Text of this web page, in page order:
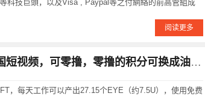
科技巨頭，以及Visa , Paypal等之付網絡的前高管組成
阅读更多
，可零撸，零撸的积分可换成油，已经可体县
，每天工作可以产出27.15个EYE（约7.5U），使用免费